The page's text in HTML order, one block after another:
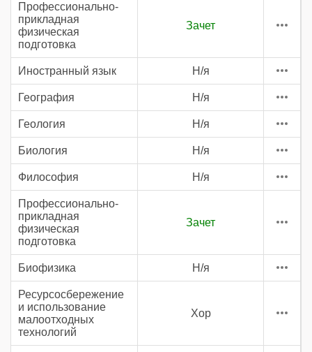
Профессионально-
прикладная
физическая
подготовка
Зачет
Иностранный язык Н/я
География Н/я
Геология Н/я
Биология Н/я
Философия Н/я
Профессионально-
прикладная
физическая
подготовка
Зачет
Биофизика Н/я
Ресурсосбережение
и использование
малоотходных
технологий
Хор